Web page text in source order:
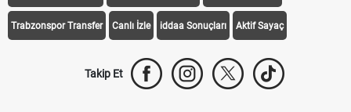
Trabzonspor Transfer Canlı İzle iddaa Sonuçları Aktif Sayaç
Takip Et